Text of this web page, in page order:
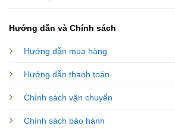
Hướng dẫn và Chính sách
Hướng dẫn mua hàng
Hướng dẫn thanh toán
Chính sách vận chuyển
Chính sách bảo hành